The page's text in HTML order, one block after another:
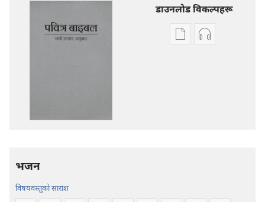
डाउनलोड विकल्पहरू
प्रकाशन अडियो
भजन
विषयवस्तुको सारांश